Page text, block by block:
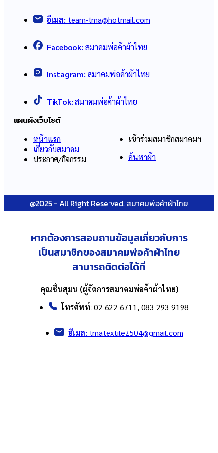
อีเมล: team-tma@hotmail.com
Facebook: สมาคมพ่อค้าผ้าไทย
Instagram: สมาคมพ่อค้าผ้าไทย
TikTok: สมาคมพ่อค้าผ้าไทย
แผนผังเว็บไซต์
หน้าแรก
เกี่ยวกับสมาคม
ประกาศ/กิจกรรม
เข้าร่วมสมาชิกสมาคมฯ
ค้นหาผ้า
@2025 - All Right Reserved. สมาคมพ่อค้าผ้าไทย
หากต้องการสอบถามข้อมูลเกี่ยวกับการ
เป็นสมาชิกของสมาคมพ่อค้าผ้าไทย
สามารถติดต่อได้ที่
คุณชื่นสุมน (ผู้จัดการสมาคมพ่อค้าผ้าไทย)
โทรศัพท์: 02 622 6711, 083 293 9198
อีเมล: tmatextile2504@gmail.com